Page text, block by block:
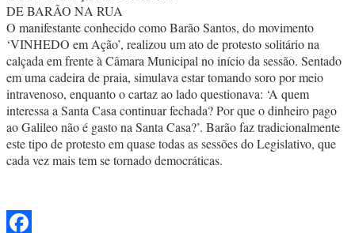
DE BARÃO NA RUA
O manifestante conhecido como Barão Santos, do movimento
‘VINHEDO em Ação’, realizou um ato de protesto solitário na
calçada em frente à Câmara Municipal no início da sessão. Sentado
em uma cadeira de praia, simulava estar tomando soro por meio
intravenoso, enquanto o cartaz ao lado questionava: ‘A quem
interessa a Santa Casa continuar fechada? Por que o dinheiro pago
ao Galileo não é gasto na Santa Casa?’. Barão faz tradicionalmente
este tipo de protesto em quase todas as sessões do Legislativo, que
cada vez mais tem se tornado democráticas.